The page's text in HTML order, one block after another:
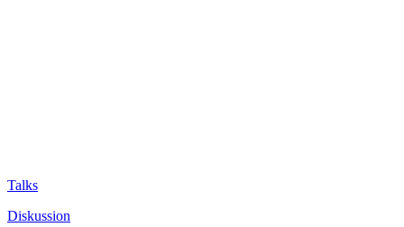
Talks
Diskussion